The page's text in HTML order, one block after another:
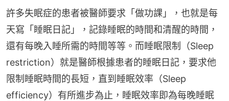
許多失眠症的患者被醫師要求「做功課」，也就是每
天寫「睡眠日記」，記錄睡眠的時間和清醒的時間，
還有每晚入睡所需的時間等等。而睡眠限制（Sleep
restriction）就是醫師根據患者的睡眠日記，要求他
限制睡眠時間的長短，直到睡眠效率（Sleep
efficiency）有所進步為止，睡眠效率即為每晚睡眠